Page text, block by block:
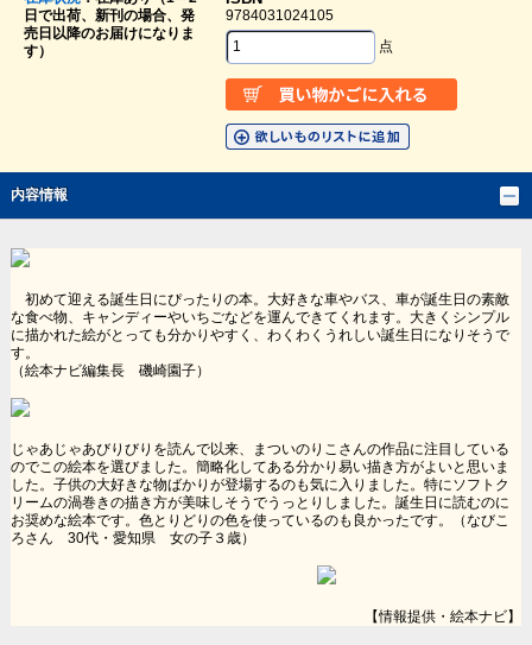
日で出荷、新刊の場合、発
売日以降のお届けになりま
す）
9784031024105
点
内容情報
初めて迎える誕生日にぴったりの本。大好きな車やバス、車が誕生日の素敵
な食べ物、キャンディーやいちごなどを運んできてくれます。大きくシンプル
に描かれた絵がとっても分かりやすく、わくわくうれしい誕生日になりそうで
す。
（絵本ナビ編集長 磯崎園子）
じゃあじゃあびりびりを読んで以来、まついのりこさんの作品に注目している
のでこの絵本を選びました。簡略化してある分かり易い描き方がよいと思いま
した。子供の大好きな物ばかりが登場するのも気に入りました。特にソフトク
リームの渦巻きの描き方が美味しそうでうっとりしました。誕生日に読むのに
お奨めな絵本です。色とりどりの色を使っているのも良かったです。（なびこ
ろさん 30代・愛知県 女の子３歳）
【情報提供・絵本ナビ】